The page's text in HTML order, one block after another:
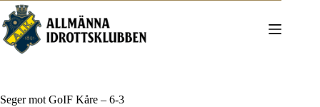
Hoppa
till
innehåll
Seger mot GoIF Kåre – 6-3